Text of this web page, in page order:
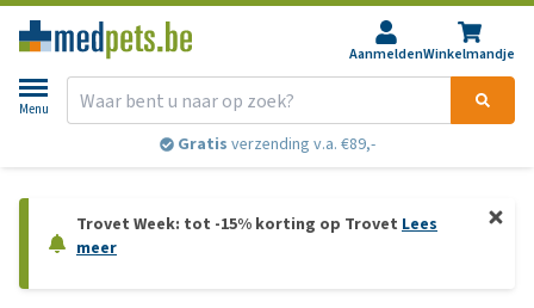
AanmeldenWinkelmandje
Menu
Gratis verzending v.a. €89,-
Trovet Week: tot -15% korting op Trovet Lees
meer